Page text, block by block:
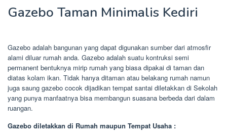
Gazebo Taman Minimalis Kediri
Gazebo adalah bangunan yang dapat digunakan sumber dari atmosfir
alami diluar rumah anda. Gazebo adalah suatu kontruksi semi
permanent bentuknya mirip rumah yang biasa dipakai di taman dan
diatas kolam ikan. Tidak hanya ditaman atau belakang rumah namun
juga saung gazebo cocok dijadikan tempat santai diletakkan di Sekolah
yang punya manfaatnya bisa membangun suasana berbeda dari dalam
ruangan.
Gazebo diletakkan di Rumah maupun Tempat Usaha :